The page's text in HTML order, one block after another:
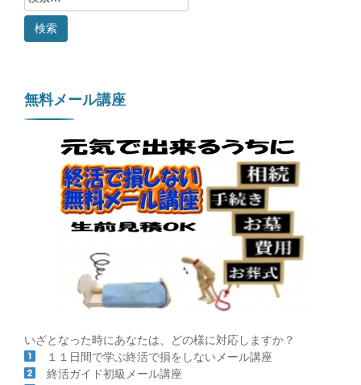
索:
無料メール講座
いざとなった時にあなたは、どの様に対応しますか？
１１日間で学ぶ終活で損をしないメール講座
終活ガイド初級メール講座